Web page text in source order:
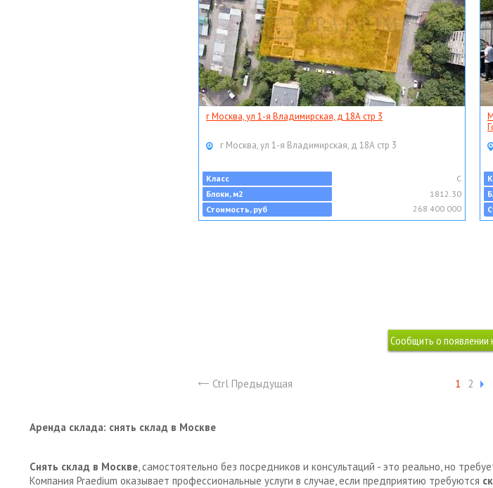
г Москва, ул 1-я Владимирская, д 18А стр 3
г Москва, ул 1-я Владимирская, д 18А стр 3
Класс
C
Блоки, м2
1812.30
Стоимость, руб
268 400 000
Ctrl Предыдущая 1 2
Аренда склада: снять склад в Москве
Снять склад в Москве, самостоятельно без посредников и консультаций - это реально, но
Компания Praedium оказывает профессиональные услуги в случае, если предприятию требуются